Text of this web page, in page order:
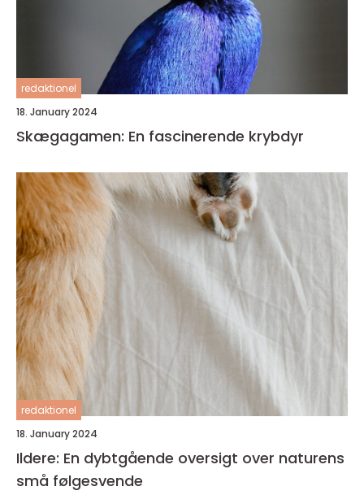
redaktionel
18. January 2024
Skægagamen: En fascinerende krybdyr
redaktionel
18. January 2024
Ildere: En dybtgående oversigt over naturens
små følgesvende